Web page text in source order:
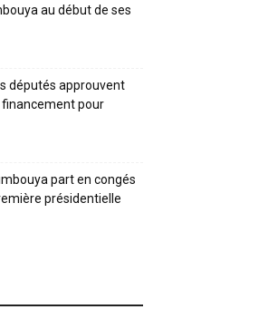
au début de ses
députés approuvent
financement pour
part en congés
présidentielle